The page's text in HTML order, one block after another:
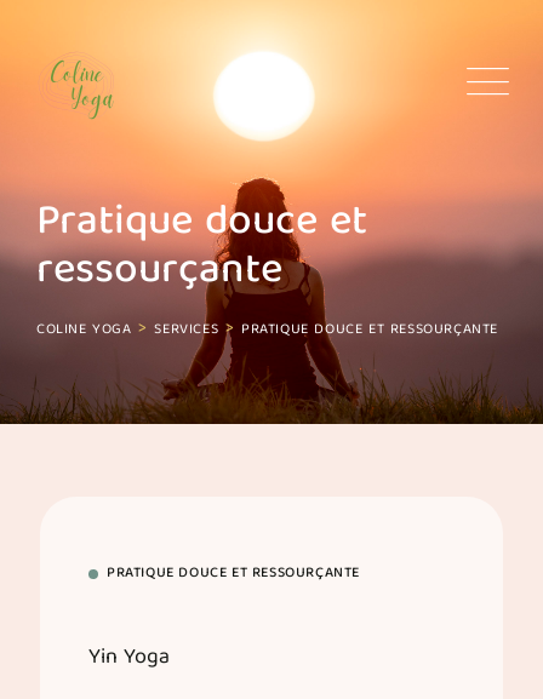
content
Pratique douce et
ressourçante
COLINE YOGA >SERVICES > PRATIQUE DOUCE ET RESSOURÇANTE
PRATIQUE DOUCE ET RESSOURÇANTE
Yin Yoga